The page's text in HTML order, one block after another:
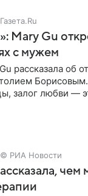
Газета.Ru
Mary Gu
с мужем
рассказала об
залог любви —
© РИА Новости
чем